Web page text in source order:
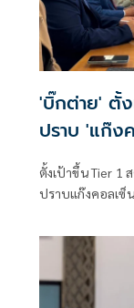
'บิ๊กต่าย' ตั้ง
ปราบ 'แก๊ง
ตั้งเป้าขึ้น Tier 1
ปราบแก๊งคอลเซ็